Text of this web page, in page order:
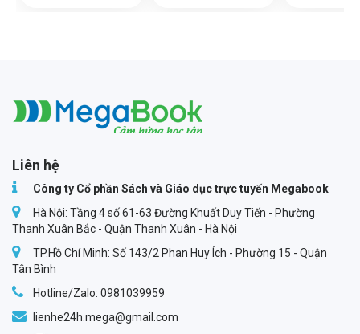
Liên hệ
Công ty Cổ phần Sách và Giáo dục trực tuyến Megabook
Hà Nội: Tầng 4 số 61-63 Đường Khuất Duy Tiến - Phường
Thanh Xuân Bắc - Quận Thanh Xuân - Hà Nội
TP.Hồ Chí Minh: Số 143/2 Phan Huy Ích - Phường 15 - Quận
Tân Bình
Hotline/Zalo: 0981039959
lienhe24h.mega@gmail.com